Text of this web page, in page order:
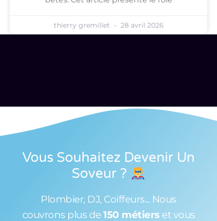
thierry gremillet 28 avril 2026
Vous Souhaitez Devenir Un
Soveur ?
Plombier, DJ, Coiffeurs... Nous
couvrons plus de 150 métiers et vous